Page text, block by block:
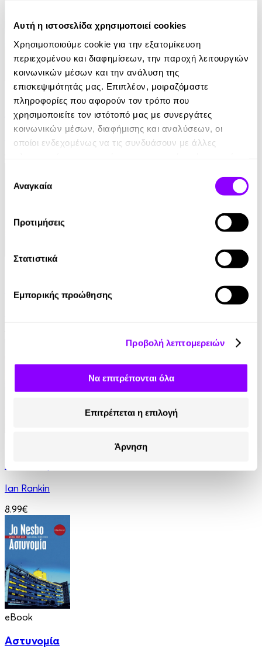
Αυτή η ιστοσελίδα χρησιμοποιεί cookies
Χρησιμοποιούμε cookie για την εξατομίκευση
περιεχομένου και διαφημίσεων, την παροχή λειτουργιών
κοινωνικών μέσων και την ανάλυση της
επισκεψιμότητάς μας. Επιπλέον, μοιραζόμαστε
πληροφορίες που αφορούν τον τρόπο που
χρησιμοποιείτε τον ιστότοπό μας με συνεργάτες
κοινωνικών μέσων, διαφήμισης και αναλύσεων, οι
οποίοι ενδεχομένως να τις συνδυάσουν με άλλες
των υπηρεσιών τους.
συγκατάθεσης
Αναγκαία
Προτιμήσεις
Στατιστικά
Εμπορικής προώθησης
Προβολή λεπτομερειών
Να επιτρέπονται όλα
Επιτρέπεται η επιλογή
Άρνηση
eBook
Αυτοί που επέζησαν
eBook
Παραπλάνηση
Ian Rankin
8.99€
eBook
Αστυνομία